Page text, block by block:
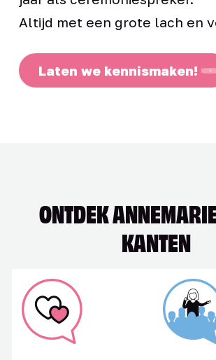
Altijd met een grote lach en
Laten we kennismaken!
ONTDEK
KANTEN